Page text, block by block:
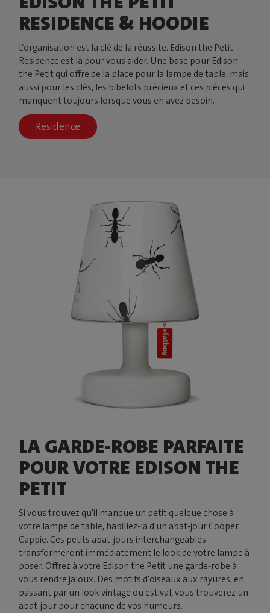
RESIDENCE & HOODIE
L’organisation est la clé de la réussite. Edison the Petit
Residence est là pour vous aider. Une base pour Edison
the Petit qui offre de la place pour la lampe de table, mais
aussi pour les clés, les bibelots précieux et ces pièces qui
manquent toujours lorsque vous en avez besoin.
Residence
LA GARDE-ROBE PARFAITE
POUR VOTRE EDISON THE
PETIT
Si vous trouvez qu'il manque un petit quelque chose à
votre lampe de table, habillez-la d'un abat-jour Cooper
Cappie. Ces petits abat-jours interchangeables
transformeront immédiatement le look de votre lampe à
poser. Offrez à votre Edison the Petit une garde-robe à
vous rendre jaloux. Des motifs d'oiseaux aux rayures, en
passant par un look vintage ou estival, vous trouverez un
abat-jour pour chacune de vos humeurs.